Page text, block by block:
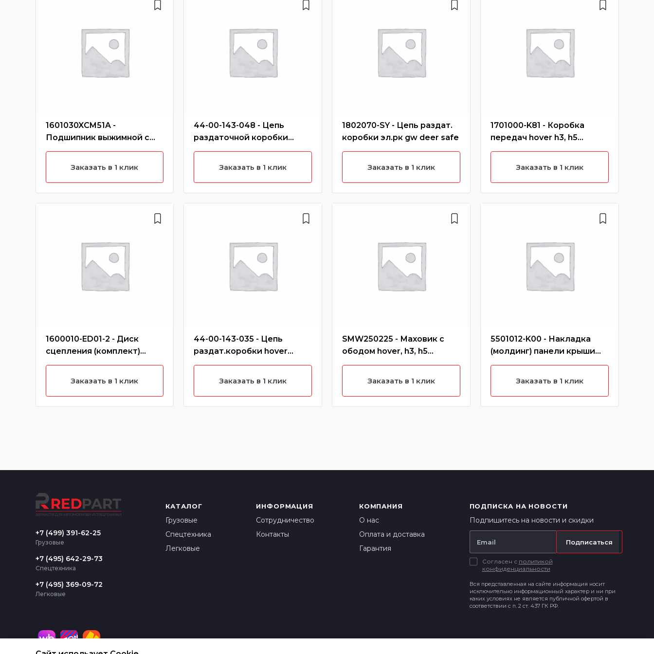
1601030XCM51A -
Подшипник выжимной с
муфтой hover h6 (дизель)
Заказать в 1 клик
1600010-ED01-2 - Диск
сцепления (комплект)
ведомый,нажимной hover
Заказать в 1 клик
44-00-143-048 - Цепь
раздаточной коробки
hover h3 new, h5 (бензин)
Заказать в 1 клик
44-00-143-035 - Цепь
раздат.коробки hover
(дизель), safe
Заказать в 1 клик
1802070-SY - Цепь раздат.
коробки эл.рк gw deer safe
Заказать в 1 клик
SMW250225 - Маховик с
ободом hover, h3, h5
(бензин)
Заказать в 1 клик
1701000-K81 - Коробка
передач hover h3, h5
(новый салон)
Заказать в 1 клик
5501012-K00 - Накладка
(молдинг) панели крыши
правый короткий hover
Заказать в 1 клик
+7 (499) 391-62-25
Грузовые
+7 (495) 642-29-73
Спецтехника
+7 (495) 369-09-72
Легковые
КАТАЛОГ
Грузовые
Спецтехника
Легковые
ИНФОРМАЦИЯ
Сотрудничество
Контакты
КОМПАНИЯ
О нас
Оплата и доставка
Гарантия
ПОДПИСКА НА НОВОСТИ
Подпишитесь на новости и скидки
Подписаться
Согласен с политикой
конфиденциальности
Вся представленная на сайте информация носит
исключительно информационный характер и ни при
каких условиях не является публичной офертой в
соответствии с п. 2 ст. 437 ГК РФ.